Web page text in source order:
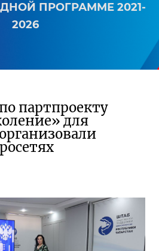
ПРОГРАММЕ 2021-
2026
партпроекту
для